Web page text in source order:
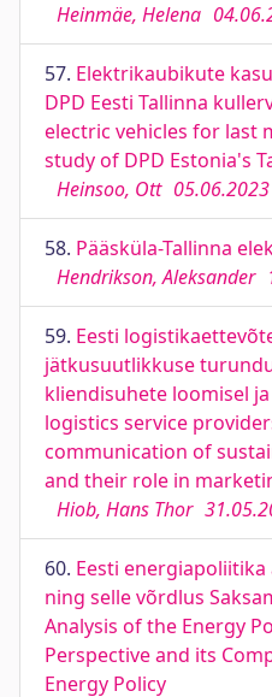
Heinmäe, Helena
57. Elektrikaubikute
DPD Eesti Tallinna
electric vehicles for last
study of DPD Estonia's
Heinsoo, Ott 05.06.2023
58. Pääsküla-Tallinna
Hendrikson, Aleksander
59. Eesti
jätkusuutlikkuse
kliendisuhete loomisel
logistics service
communication of
and their role in
Hiob, Hans Thor
60. Eesti
ning selle võrdlus
Analysis of the Energy
Perspective and its
Energy Policy